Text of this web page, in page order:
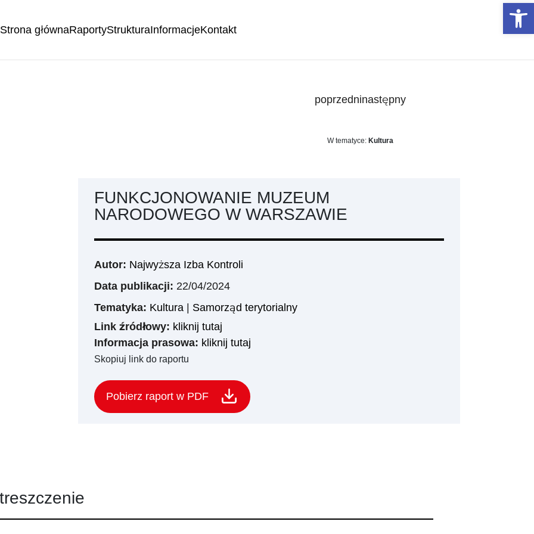
Strona głównaRaportyStrukturaInformacjeKontakt
poprzedninastępny
W tematyce: Kultura
FUNKCJONOWANIE MUZEUM
NARODOWEGO W WARSZAWIE
Autor: Najwyższa Izba Kontroli
Data publikacji: 22/04/2024
Tematyka: Kultura| Samorząd terytorialny
Link źródłowy: kliknij tutaj
Informacja prasowa: kliknij tutaj
Skopiuj link do raportu
Pobierz raport w PDF